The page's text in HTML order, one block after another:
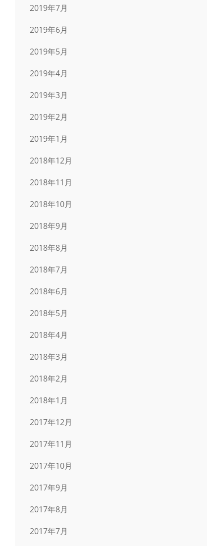
2019年7月
2019年6月
2019年5月
2019年4月
2019年3月
2019年2月
2019年1月
2018年12月
2018年11月
2018年10月
2018年9月
2018年8月
2018年7月
2018年6月
2018年5月
2018年4月
2018年3月
2018年2月
2018年1月
2017年12月
2017年11月
2017年10月
2017年9月
2017年8月
2017年7月